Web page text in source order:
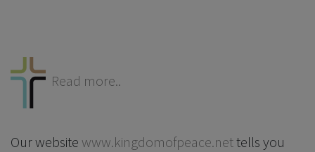
Read more..
Our website www.kingdomofpeace.nettells you